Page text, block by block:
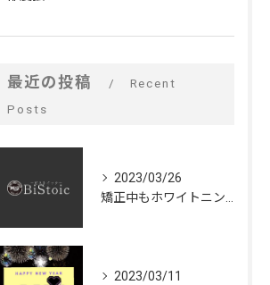
最近の投稿
Recent
Posts
2023/03/26
2023/03/11